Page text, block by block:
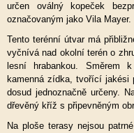
určen oválný kopeček
označovaným jako Vila Mayer.
Tento terénní útvar má
vyčnívá nad okolní terén o
lesní hrabankou. Směrem
kamenná zídka, tvořící jakési
dosud jednoznačně určeny.
dřevěný kříž s připevněným
Na ploše terasy nejsou